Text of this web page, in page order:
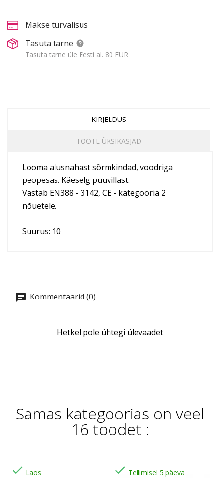
Makse turvalisus
Tasuta tarne
Tasuta tarne üle Eesti al. 80 EUR
KIRJELDUS
TOOTE ÜKSIKASJAD
Looma alusnahast sõrmkindad, voodriga
peopesas. Käeselg puuvillast.
Vastab EN388 - 3142, CE - kategooria 2
nõuetele.
Suurus: 10
Kommentaarid (0)
Hetkel pole ühtegi ülevaadet
Samas kategoorias on veel
16 toodet :
 Laos  Tellimisel 5 päeva